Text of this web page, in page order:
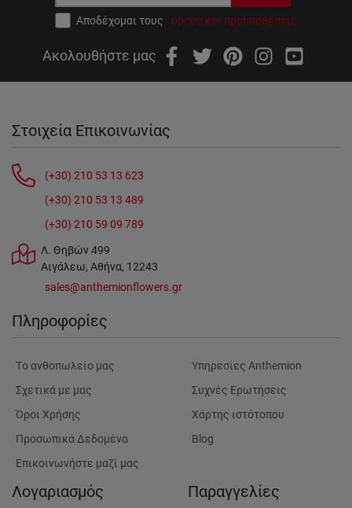
Αποδέχομαι τους όρους και προϋποθέσεις
Ακολουθήστε μας
Στοιχεία Επικοινωνίας
(+30) 210 53 13 623
(+30) 210 53 13 489
(+30) 210 59 09 789
Λ. Θηβών 499
Αιγάλεω, Αθήνα, 12243
sales@anthemionflowers.gr
Πληροφορίες
Tο ανθοπωλείο μας
Σχετικά με μας
Όροι Χρήσης
Προσωπικά Δεδομένα
Επικοινωνήστε μαζί μας
Υπηρεσίες Anthemion
Συχνές Ερωτήσεις
Χάρτης ιστότοπου
Blog
Λογαριασμός Παραγγελίες